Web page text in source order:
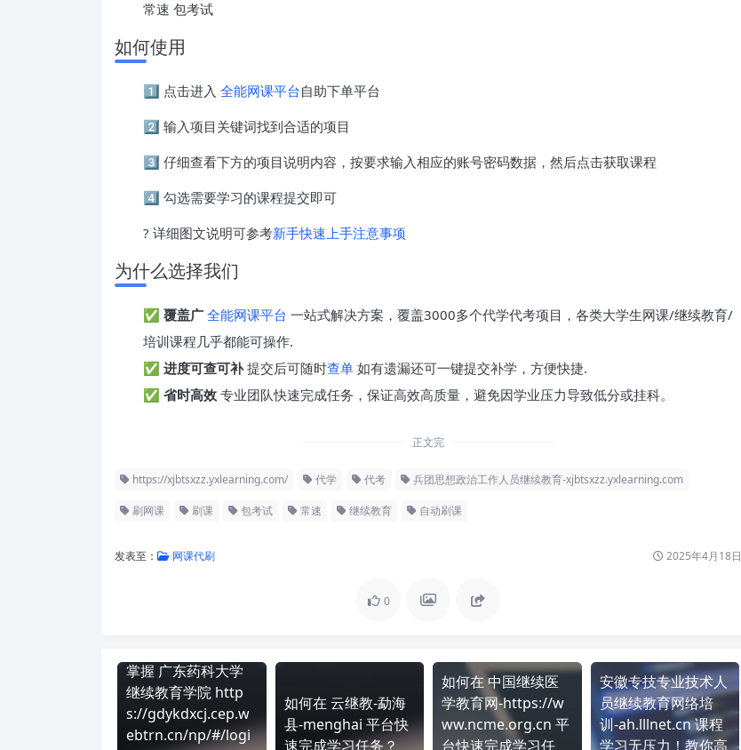
常速 包考试
如何使用
1️⃣ 点击进入 全能网课平台自助下单平台
2️⃣ 输入项目关键词找到合适的项目
3️⃣ 仔细查看下方的项目说明内容，按要求输入相应的账号密码数据，然后点击获取课程
4️⃣ 勾选需要学习的课程提交即可
? 详细图文说明可参考新手快速上手注意事项
为什么选择我们
✅ 覆盖广 全能网课平台 一站式解决方案，覆盖3000多个代学代考项目，各类大学生网课/继续教育/
培训课程几乎都能可操作.
✅ 进度可查可补提交后可随时查单 如有遗漏还可一键提交补学，方便快捷.
✅ 省时高效 专业团队快速完成任务，保证高效高质量，避免因学业压力导致低分或挂科。
正文完
https://xjbtsxzz.yxlearning.com/ 代学 代考 兵团思想政治工作人员继续教育-xjbtsxzz.yxlearning.com
刷网课 刷课 包考试 常速 继续教育 自动刷课
发表至： 网课代刷 2025年4月18日
0
掌握 广东药科大学
继续教育学院 http
s://gdykdxcj.cep.w
ebtrn.cn/np/#/logi
如何在 云继教-勐海
县-menghai 平台快
速完成学习任务？
如何在 中国继续医
学教育网-https://w
ww.ncme.org.cn 平
台快速完成学习任
安徽专技专业技术人
员继续教育网络培
训-ah.lllnet.cn 课程
学习无压力！教你高